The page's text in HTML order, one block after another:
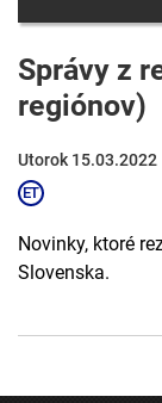
Správy z
regiónov)
Utorok 15.03.2022
Novinky, ktoré
Slovenska.